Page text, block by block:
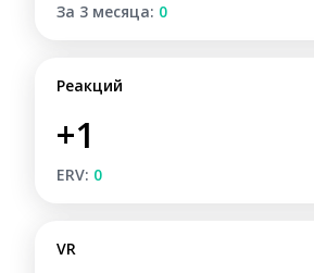
За 3 месяца: 0
Реакций
+1
ERV: 0
VR